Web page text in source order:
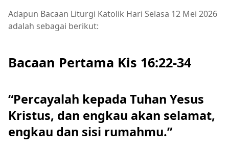
Adapun Bacaan Liturgi Katolik Hari Selasa 12 Mei 2026
adalah sebagai berikut:
Bacaan Pertama Kis 16:22-34
“Percayalah kepada Tuhan Yesus
Kristus, dan engkau akan selamat,
engkau dan sisi rumahmu.”